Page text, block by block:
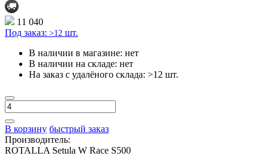
11 040
Под заказ: >12 шт.
В наличии в магазине: нет
В наличии на складе: нет
На заказ с удалёного склада: >12 шт.
В корзину быстрый заказ
Производитель:
ROTALLA Setula W Race S500